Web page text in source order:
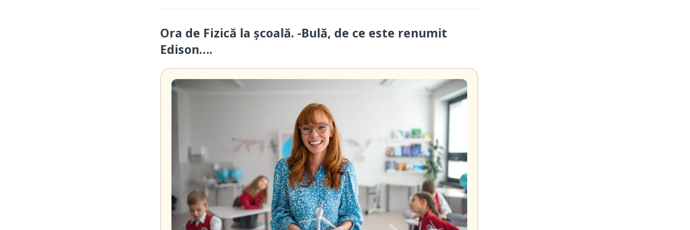
Ora de Fizică la școală. -Bulă, de ce este renumit
Edison….